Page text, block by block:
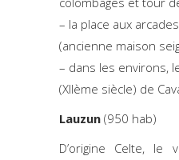
– la place aux
(ancienne maison
– dans les environs,
(XIIème siècle) de
Lauzun (950 hab)
D’origine Celte, le